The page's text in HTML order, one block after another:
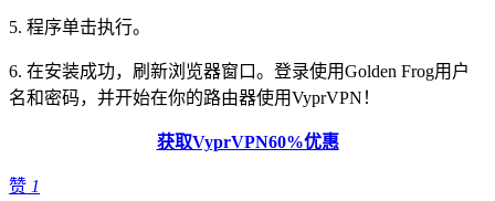
5. 程序单击执行。
6. 在安装成功，刷新浏览器窗口。登录使用Golden Frog用户
名和密码，并开始在你的路由器使用VyprVPN！
获取VyprVPN60%优惠
赞 1